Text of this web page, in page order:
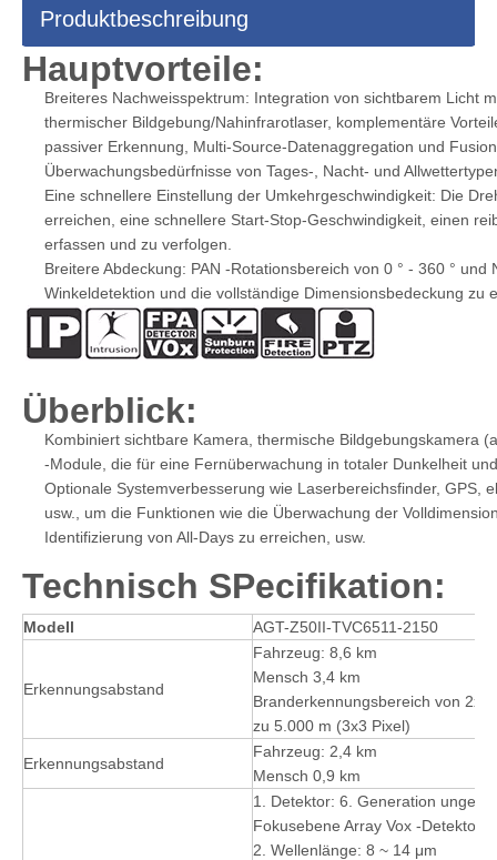
Produktbeschreibung
Hauptvorteile:
Breiteres Nachweisspektrum: Integration von sichtbarem Licht
thermischer Bildgebung/Nahinfrarotlaser, komplementäre
passiver Erkennung, Multi-Source-Datenaggregation und
Überwachungsbedürfnisse von Tages-, Nacht- und
Eine schnellere Einstellung der Umkehrgeschwindigkeit: Die
erreichen, eine schnellere Start-Stop-Geschwindigkeit, einen
erfassen und zu verfolgen.
Breitere Abdeckung: PAN -Rotationsbereich von 0 ° - 360 °
Winkeldetektion und die vollständige Dimensionsbedeckung zu
Überblick:
Kombiniert sichtbare Kamera, thermische Bildgebungskamera
-Module, die für eine Fernüberwachung in totaler Dunkelheit
Optionale Systemverbesserung wie Laserbereichsfinder, GPS,
usw., um die Funktionen wie die Überwachung der
Identifizierung von All-Days zu erreichen, usw.
Technisch SPecifikation:
Modell AGT-Z50II-TVC6511-2150
Erkennungsabstand
Fahrzeug: 8,6 km
Mensch 3,4 km
Branderkennungsbereich von 2x2
zu 5.000 m (3x3 Pixel)
Erkennungsabstand
Fahrzeug: 2,4 km
Mensch 0,9 km
1. Detektor: 6. Generation
Fokusebene Array Vox -Detektor
2. Wellenlänge: 8 ~ 14 μm